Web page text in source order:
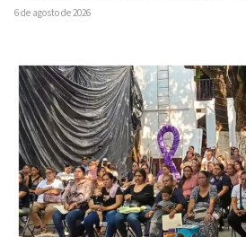
6 de agosto de 2026